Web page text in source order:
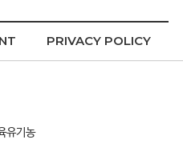
PRIVACY POLICY
유기농